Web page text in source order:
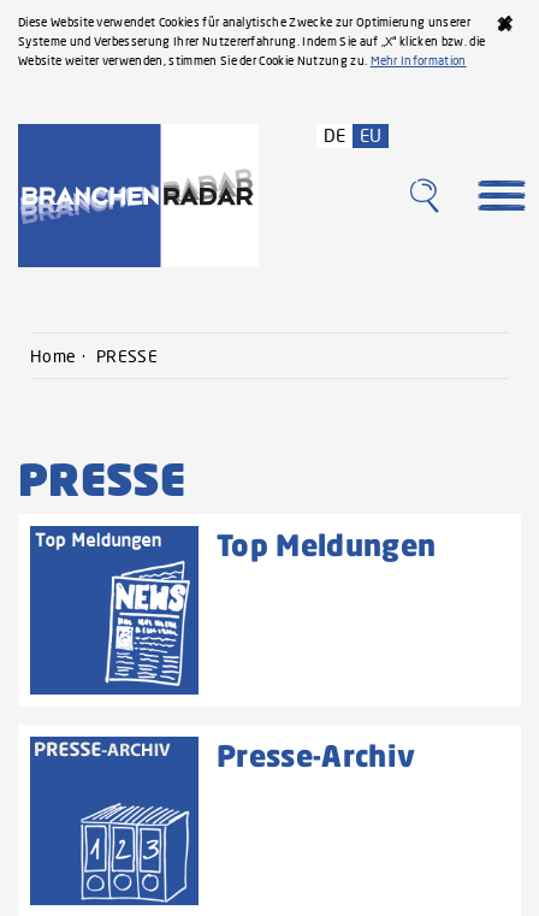
Diese Website verwendet Cookies für analytische Zwecke zur Optimierung unserer
Systeme und Verbesserung Ihrer Nutzererfahrung. Indem Sie auf „X“ klicken bzw. die
Website weiter verwenden, stimmen Sie der Cookie Nutzung zu. Mehr Information
DE EU
Home PRESSE
PRESSE
Top Meldungen
Presse-Archiv